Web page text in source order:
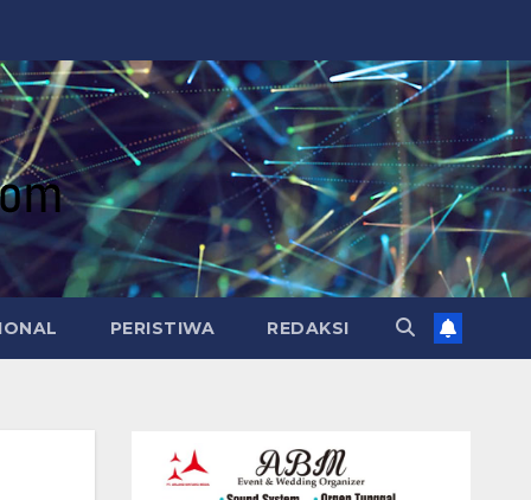
PERISTIWA REDAKSI